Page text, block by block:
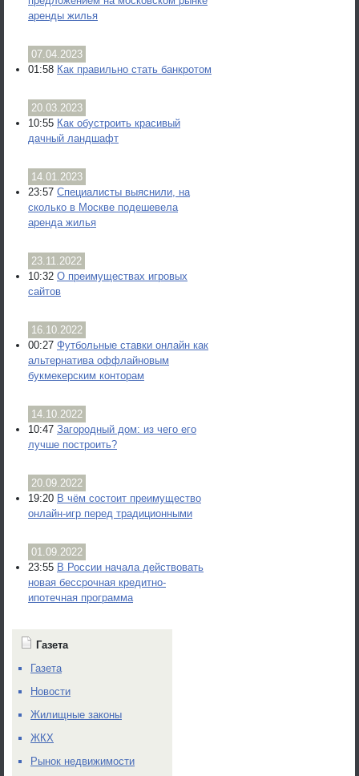
аренды жилья
07.04.2023
01:58 Как правильно стать банкротом
20.03.2023
10:55 Как обустроить красивый
дачный ландшафт
14.01.2023
23:57 Специалисты выяснили, на
сколько в Москве подешевела
аренда жилья
23.11.2022
10:32 О преимуществах игровых
сайтов
16.10.2022
00:27 Футбольные ставки онлайн как
альтернатива оффлайновым
букмекерским конторам
14.10.2022
10:47 Загородный дом: из чего его
лучше построить?
20.09.2022
19:20 В чём состоит преимущество
онлайн-игр перед традиционными
01.09.2022
23:55 В России начала действовать
новая бессрочная кредитно-
ипотечная программа
Газета
Газета
Новости
Жилищные законы
ЖКХ
Рынок недвижимости